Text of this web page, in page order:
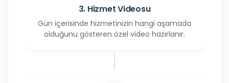
3. Hizmet Videosu
Gün içerisinde hizmetinizin hangi aşamada
olduğunu gösteren özel video hazırlanır.